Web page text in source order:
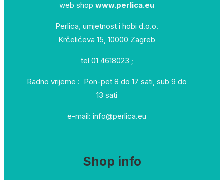
web shop www.perlica.eu
Perlica, umjetnost i hobi d.o.o.
Krčelićeva 15, 10000 Zagreb
tel 01 4618023 ;
Radno vrijeme : Pon-pet 8 do 17 sati, sub 9 do
13 sati
e-mail: info@perlica.eu
Shop info